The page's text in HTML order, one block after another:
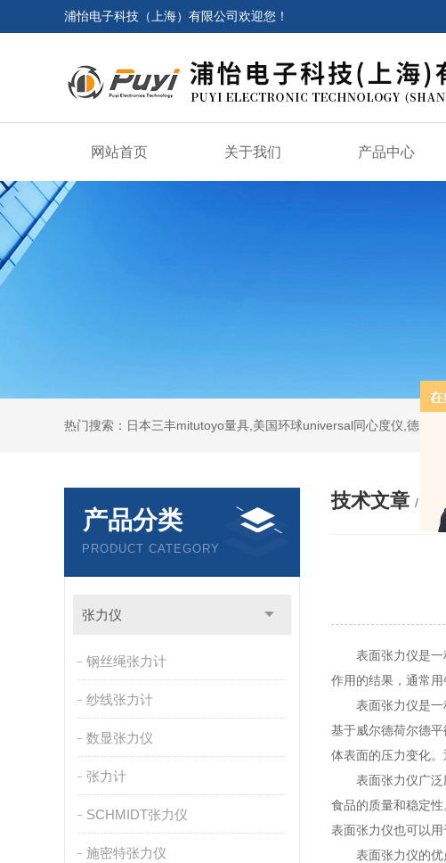
浦怡电子科技（上海）有限公司欢迎您！
网站首页 关于我们 产品中心
产品分类
PRODUCT CATEGORY
张力仪
钢丝绳张力计
纱线张力计
数显张力仪
张力计
SCHMIDT张力仪
施密特张力仪
技术文章 /
表面张力仪是一种
作用的结果，通常用
表面张力仪是一种
基于威尔德荷尔德
体表面的压力变化
表面张力仪广泛应
食品的质量和稳定
表面张力仪也可以用
表面张力仪的优点